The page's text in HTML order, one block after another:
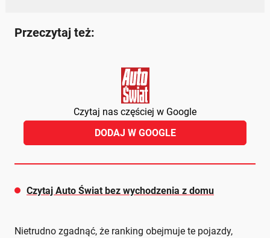
Przeczytaj też:
Czytaj nas częściej w Google
DODAJ W GOOGLE
Czytaj Auto Świat bez wychodzenia z domu
Nietrudno zgadnąć, że ranking obejmuje te pojazdy,